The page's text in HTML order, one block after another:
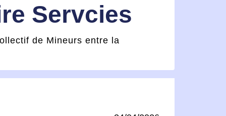
Servcies
de Mineurs entre la